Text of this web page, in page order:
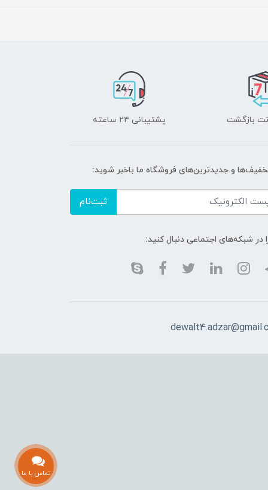
پشتیبانی ۲۴ ساعته
و جدیدترین‌های فروشگاه ما باخبر شوید:
ثبت‌نام
در شبکه‌های اجتماعی دنبال کنید:
تماس با ما